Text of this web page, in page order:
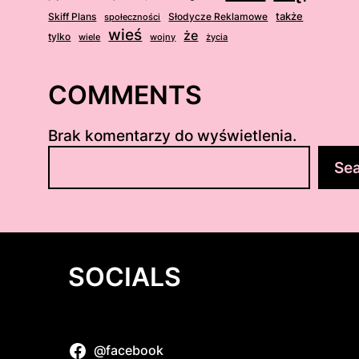
Skiff Plans społeczności Słodycze Reklamowe także
tylko wiele wieś wojny że życia
COMMENTS
Brak komentarzy do wyświetlenia.
u
a
SOCIALS
@facebook